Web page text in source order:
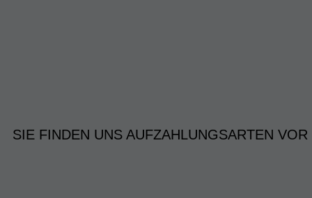
SIE FINDEN UNS AUFZAHLUNGSARTEN VOR